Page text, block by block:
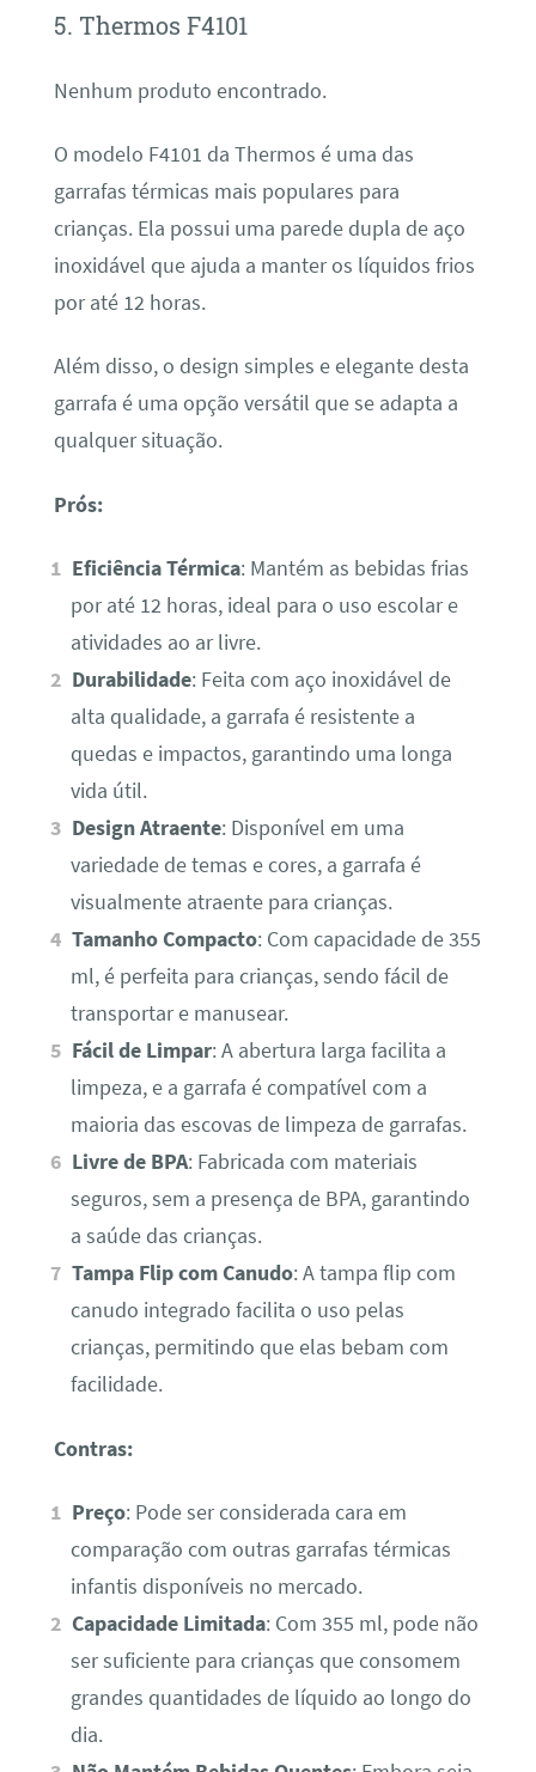
5. Thermos F4101
Nenhum produto encontrado.
O modelo F4101 da Thermos é uma das
garrafas térmicas mais populares para
crianças. Ela possui uma parede dupla de aço
inoxidável que ajuda a manter os líquidos frios
por até 12 horas.
Além disso, o design simples e elegante desta
garrafa é uma opção versátil que se adapta a
qualquer situação.
Prós:
Eficiência Térmica: Mantém as bebidas frias
por até 12 horas, ideal para o uso escolar e
atividades ao ar livre.
Durabilidade: Feita com aço inoxidável de
alta qualidade, a garrafa é resistente a
quedas e impactos, garantindo uma longa
vida útil.
Design Atraente: Disponível em uma
variedade de temas e cores, a garrafa é
visualmente atraente para crianças.
Tamanho Compacto: Com capacidade de 355
ml, é perfeita para crianças, sendo fácil de
transportar e manusear.
Fácil de Limpar: A abertura larga facilita a
limpeza, e a garrafa é compatível com a
maioria das escovas de limpeza de garrafas.
Livre de BPA: Fabricada com materiais
seguros, sem a presença de BPA, garantindo
a saúde das crianças.
Tampa Flip com Canudo: A tampa flip com
canudo integrado facilita o uso pelas
crianças, permitindo que elas bebam com
facilidade.
Contras:
Preço: Pode ser considerada cara em
comparação com outras garrafas térmicas
infantis disponíveis no mercado.
Capacidade Limitada: Com 355 ml, pode não
ser suficiente para crianças que consomem
grandes quantidades de líquido ao longo do
dia.